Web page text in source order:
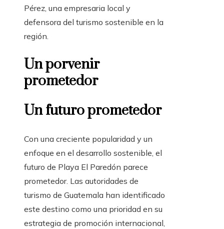
Pérez, una empresaria local y
defensora del turismo sostenible en la
región.
Un porvenir
prometedor
Un futuro prometedor
Con una creciente popularidad y un
enfoque en el desarrollo sostenible, el
futuro de Playa El Paredón parece
prometedor. Las autoridades de
turismo de Guatemala han identificado
este destino como una prioridad en su
estrategia de promoción internacional,